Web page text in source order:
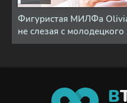
Фигуристая МИЛФа
не слезая с
В